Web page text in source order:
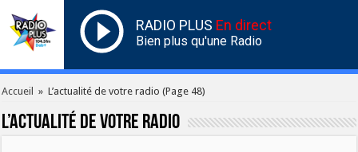
RADIO PLUS En direct
Bien plus qu'une Radio
Accueil » L’actualité de votre radio (Page 48)
L’actualité de votre radio